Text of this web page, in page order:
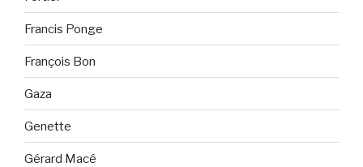
Francis Ponge
François Bon
Gaza
Genette
Gérard Macé